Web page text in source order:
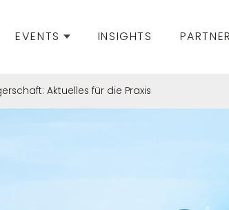
EVENTS INSIGHTS PARTNER
Aktuelles für die Praxis